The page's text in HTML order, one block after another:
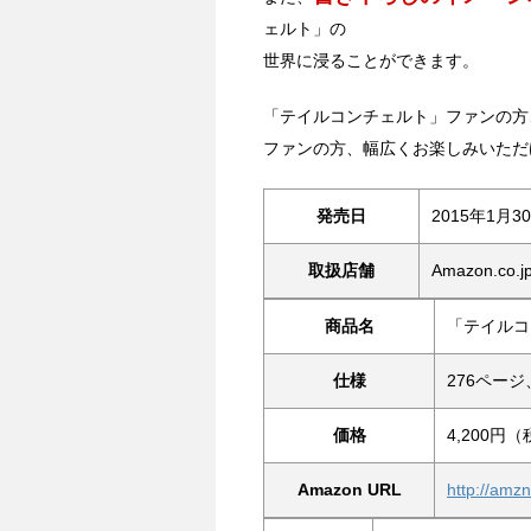
ェルト」の
世界に浸ることができます。
「テイルコンチェルト」ファンの
ファンの方、幅広くお楽しみいた
発売日 2015年1月
取扱店舗
商品名 「テイル
仕様 276ページ
価格 4,200円（
Amazon URL http://